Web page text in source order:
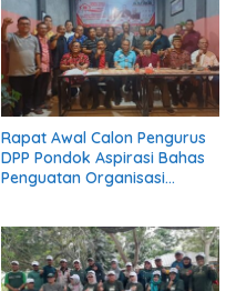
Rapat Awal Calon Pengurus
DPP Pondok Aspirasi Bahas
Penguatan Organisasi